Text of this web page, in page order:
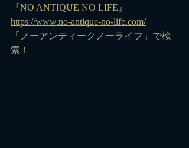
『NO ANTIQUE NO LIFE』
https://www.no-antique-no-life.com/
「ノーアンティークノーライフ」で検
索！